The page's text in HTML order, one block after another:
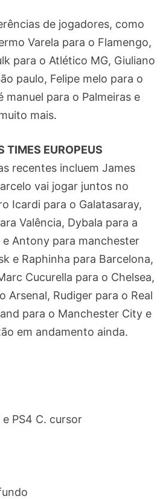
de jogadores, como
Varela para o Flamengo,
para o Atlético MG, Giuliano
paulo, Felipe melo para o
manuel para o Palmeiras e
mais.
TIMES EUROPEUS
recentes incluem James
vai jogar juntos no
Icardi para o Galatasaray,
Valência, Dybala para a
e Antony para manchester
e Raphinha para Barcelona,
Cucurella para o Chelsea,
Arsenal, Rudiger para o Real
para o Manchester City e
em andamento ainda.
PS4 C. cursor